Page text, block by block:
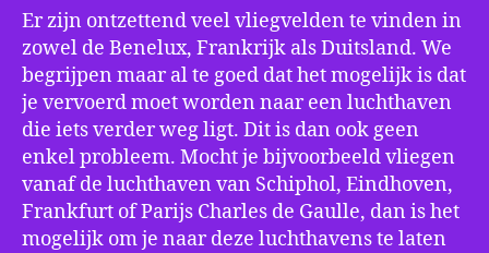
Er zijn ontzettend veel vliegvelden te vinden in
zowel de Benelux, Frankrijk als Duitsland. We
begrijpen maar al te goed dat het mogelijk is dat
je vervoerd moet worden naar een luchthaven
die iets verder weg ligt. Dit is dan ook geen
enkel probleem. Mocht je bijvoorbeeld vliegen
vanaf de luchthaven van Schiphol, Eindhoven,
Frankfurt of Parijs Charles de Gaulle, dan is het
mogelijk om je naar deze luchthavens te laten